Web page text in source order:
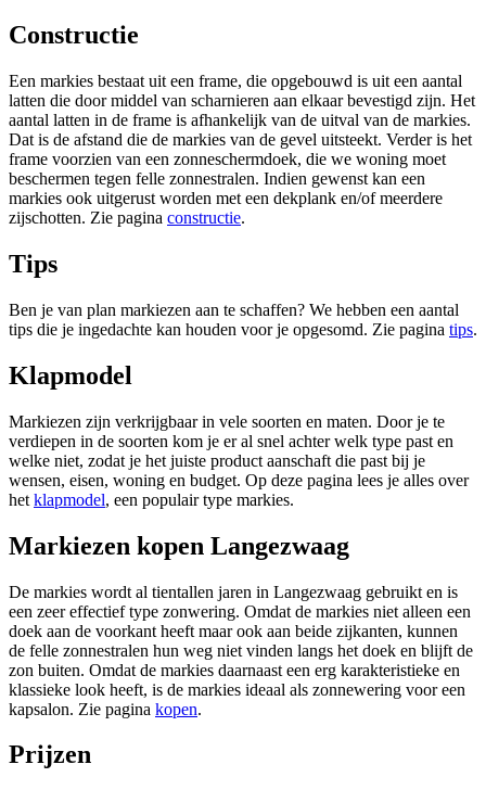
Constructie
Een markies bestaat uit een frame, die opgebouwd is uit een aantal
latten die door middel van scharnieren aan elkaar bevestigd zijn. Het
aantal latten in de frame is afhankelijk van de uitval van de markies.
Dat is de afstand die de markies van de gevel uitsteekt. Verder is het
frame voorzien van een zonneschermdoek, die we woning moet
beschermen tegen felle zonnestralen. Indien gewenst kan een
markies ook uitgerust worden met een dekplank en/of meerdere
zijschotten. Zie pagina constructie.
Tips
Ben je van plan markiezen aan te schaffen? We hebben een aantal
tips die je ingedachte kan houden voor je opgesomd. Zie pagina tips.
Klapmodel
Markiezen zijn verkrijgbaar in vele soorten en maten. Door je te
verdiepen in de soorten kom je er al snel achter welk type past en
welke niet, zodat je het juiste product aanschaft die past bij je
wensen, eisen, woning en budget. Op deze pagina lees je alles over
het klapmodel, een populair type markies.
Markiezen kopen Langezwaag
De markies wordt al tientallen jaren in Langezwaag gebruikt en is
een zeer effectief type zonwering. Omdat de markies niet alleen een
doek aan de voorkant heeft maar ook aan beide zijkanten, kunnen
de felle zonnestralen hun weg niet vinden langs het doek en blijft de
zon buiten. Omdat de markies daarnaast een erg karakteristieke en
klassieke look heeft, is de markies ideaal als zonnewering voor een
kapsalon. Zie pagina kopen.
Prijzen